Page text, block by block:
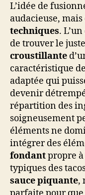
L’idée de
audacieuse,
techniques.
de trouver le
croustillante
caractéristique
adaptée qui
devenir
répartition des
soigneusement
éléments ne
intégrer des
fondantpropre
typiques des
sauce piquante,